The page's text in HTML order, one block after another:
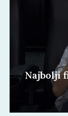
Najbolji